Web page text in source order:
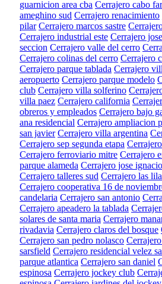
guarnicion area cba Cerrajero cabo
ameghino sud Cerrajero renacimiento
pilar Cerrajero marcos sastre
Cerrajero industrial este Cerrajero
seccion Cerrajero valle del cerro
Cerrajero colinas del cerro Cerrajero
Cerrajero parque tablada Cerrajero
aeropuerto Cerrajero parque modelo
club Cerrajero villa solferino
villa paez Cerrajero california
obreros y empleados Cerrajero bajo
ana residencial Cerrajero ampliacion
san javier Cerrajero villa argentina
Cerrajero sep segunda etapa
Cerrajero ferroviario mitre Cerrajero
parque alameda Cerrajero jose
Cerrajero talleres sud Cerrajero las
Cerrajero cooperativa 16 de
candelaria Cerrajero san antonio
Cerrajero apeadero la tablada
solares de santa maria Cerrajero
rivadavia Cerrajero claros del bosque
Cerrajero san pedro nolasco
sarsfield Cerrajero residencial velez
parque atlantica Cerrajero san daniel
espinosa Cerrajero jockey club